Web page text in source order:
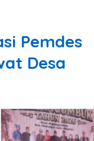
Pemdes
Desa